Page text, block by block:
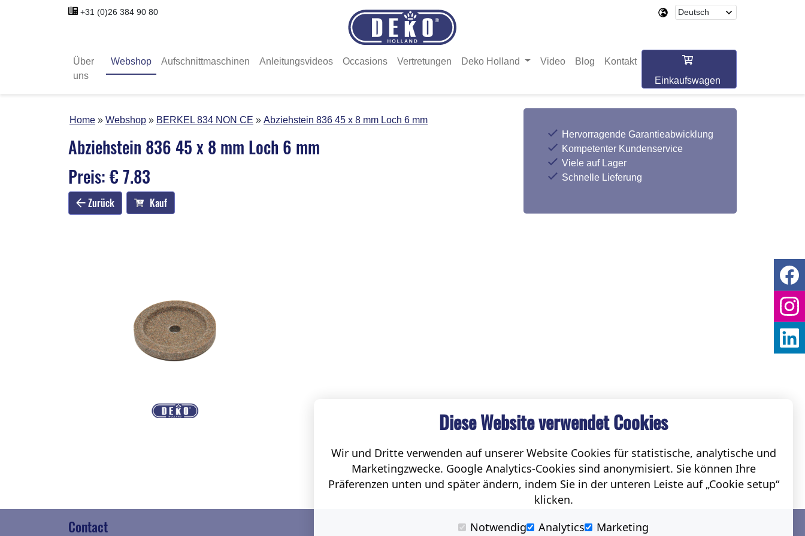
+31 (0)26 384 90 80
Über
uns
Webshop Aufschnittmaschinen Anleitungsvideos Occasions Vertretungen Deko Holland Video Blog
Kontakt
Einkaufswagen
Home Webshop BERKEL 834 NON CE Abziehstein 836 45 x 8 mm Loch 6 mm
Abziehstein 836 45 x 8 mm Loch 6 mm
Preis: € 7.83
Zurück Kauf
Hervorragende Garantieabwicklung
Kompetenter Kundenservice
Viele auf Lager
Schnelle Lieferung
Contact Social
Diese Website verwendet Cookies
Wir und Dritte verwenden auf unserer Website Cookies für statistische, analytische und
Marketingzwecke. Google Analytics-Cookies sind anonymisiert. Sie können Ihre
Präferenzen unten und später ändern, indem Sie in der unteren Leiste auf „Cookie setup“
klicken.
Notwendig
Analytics Marketing